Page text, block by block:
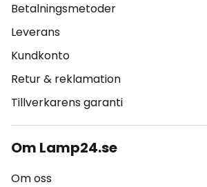
Betalningsmetoder
Leverans
Kundkonto
Retur & reklamation
Tillverkarens garanti
Om Lamp24.se
Om oss